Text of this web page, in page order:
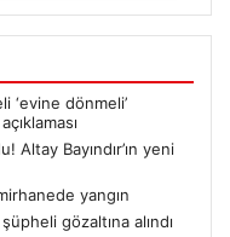
‘evine dönmeli’
Bayındır’ın yeni
yangın
gözaltına alındı